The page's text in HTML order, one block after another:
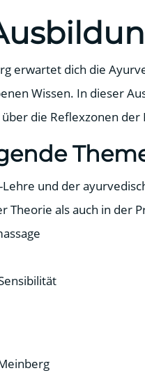
erwartet dich die
Wissen. In dieser
die Reflexzonen
und der
Theorie als auch in der